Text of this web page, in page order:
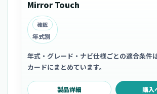
Mirror Touch
確認
年式別
年式・グレード・ナビ仕様ごとの適合条件
カードにまとめています。
製品詳細 購入